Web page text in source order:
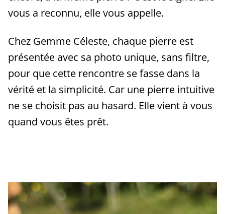
vous a reconnu, elle vous appelle.
Chez Gemme Céleste, chaque pierre est
présentée avec sa photo unique, sans filtre,
pour que cette rencontre se fasse dans la
vérité et la simplicité. Car une pierre intuitive
ne se choisit pas au hasard. Elle vient à vous
quand vous êtes prêt.